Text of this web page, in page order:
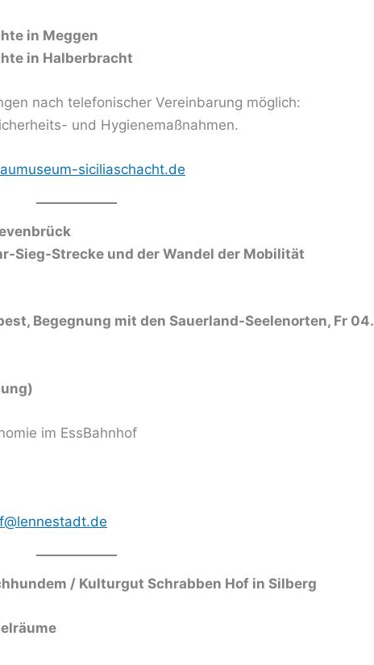
in Meggen
in Halberbracht
nach telefonischer Vereinbarung möglich:
und Hygienemaßnahmen.
siciliaschacht.de
Sieg-Strecke und der Wandel der Mobilität
Begegnung mit den Sauerland-Seelenorten, Fr 04.
im EssBahnhof
/ Kulturgut Schrabben Hof in Silberg